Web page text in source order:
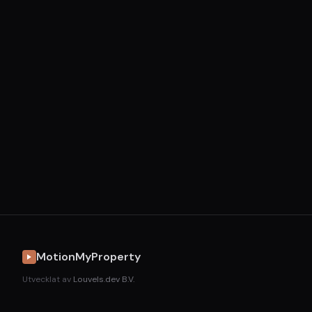
MotionMyProperty
Utvecklat av Louvels.dev B.V.